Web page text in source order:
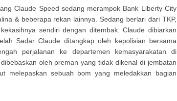
Claude Speed sedang merampok Bank Liberty City
& beberapa rekan lainnya. Sedang berlari dari TKP,
sendiri dengan ditembak. Claude dibiarkan
Sadar Claude ditangkap oleh kepolisian bersama
perjalanan ke departemen kemasyarakatan di
oleh preman yang tidak dikenal di jembatan
melepaskan sebuah bom yang meledakkan bagian